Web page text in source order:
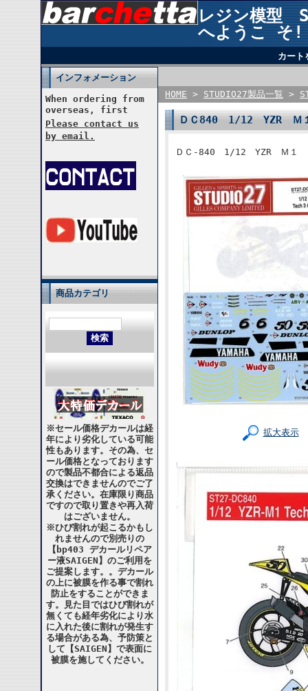
レジン模型
へようこ そ!
カート
インフォメーション
When ordering from
overseas, first
Please contact us
by email.
商品カテゴリ
※セール価格デカールは経
年により劣化している可能
性もあります。その為、セ
ール価格となっております
ので製品不都合による返品
交換はできませんのでご了
承ください。在庫限り商品
ですので取り置きや再入荷
はございません。
※ひび割れが起こるかもし
れませんので別売りの
【bp403 デカールリペア
ー液SAIGEN】のご利用を
ご提案します。。デカール
の上に被膜を作る事で割れ
防止をすることができま
す。見た目ではひび割れが
無くても経年劣化により水
に入れた後に割れが発生す
る場合がある為、予防策と
して【SAIGEN】で表面に
被膜を施してください。
HOME > STUDIO27製品一覧 >
ＤＣ840 1/12 YZR Ｍ
ＤＣ-840 1/12 YZR Ｍ１
拡大表示